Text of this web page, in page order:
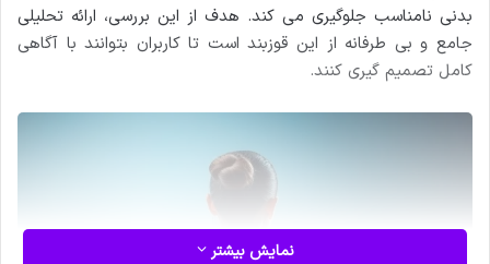
بدنی نامناسب جلوگیری می کند. هدف از این بررسی، ارائه تحلیلی
جامع و بی طرفانه از این قوزبند است تا کاربران بتوانند با آگاهی
کامل تصمیم گیری کنند.
نمایش بیشتر